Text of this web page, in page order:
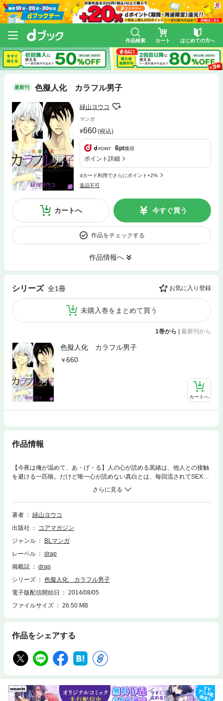
作品検索 カート はじめての方へ
最新刊 色擬人化 カラフル男子
緑山ヨウコ
マンガ
660(税込)
6pt獲得
ポイント詳細
dカード利用でさらにポイント+2%
返品不可
カートへ 今すぐ買う
作品をチェックする
作品情報へ
シリーズ 全1冊 お気に入り登録
未購入巻をまとめて買う
1巻から | 最新刊から
色擬人化 カラフル男子
660
カートへ
作品情報
【今夜は俺が温めて、あ・げ・る】人の心が読める黒緒は、他人との接触
を避ける一匹狼。だけど唯一心が読めない真白とは、毎回流されてSEXし
ちゃう仲。真白の本心が知りたい黒緒だけど…！？ 色の世界で繰り広げ
られる、胸きゅんあり、Hありの色擬人化ラブ・パラダイス
著者
緑山ヨウコ
出版社
コアマガジン
ジャンル
BLマンガ
レーベル
drap
掲載誌
drap
シリーズ
色擬人化 カラフル男子
電子版配信開始日
2014/08/05
ファイルサイズ
26.50 MB
作品をシェアする